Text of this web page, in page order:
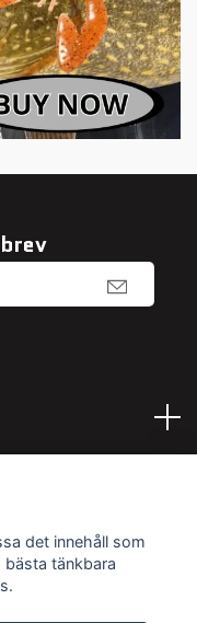
det innehåll som
tänkbara